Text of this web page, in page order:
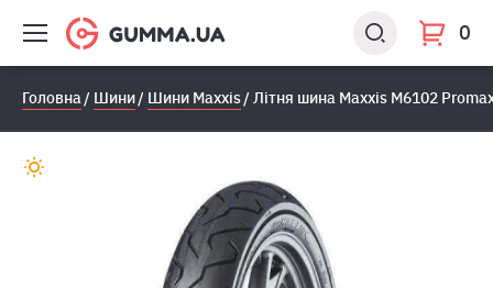
0
Головна Шини Шини Maxxis Літня шина Maxxis M6102